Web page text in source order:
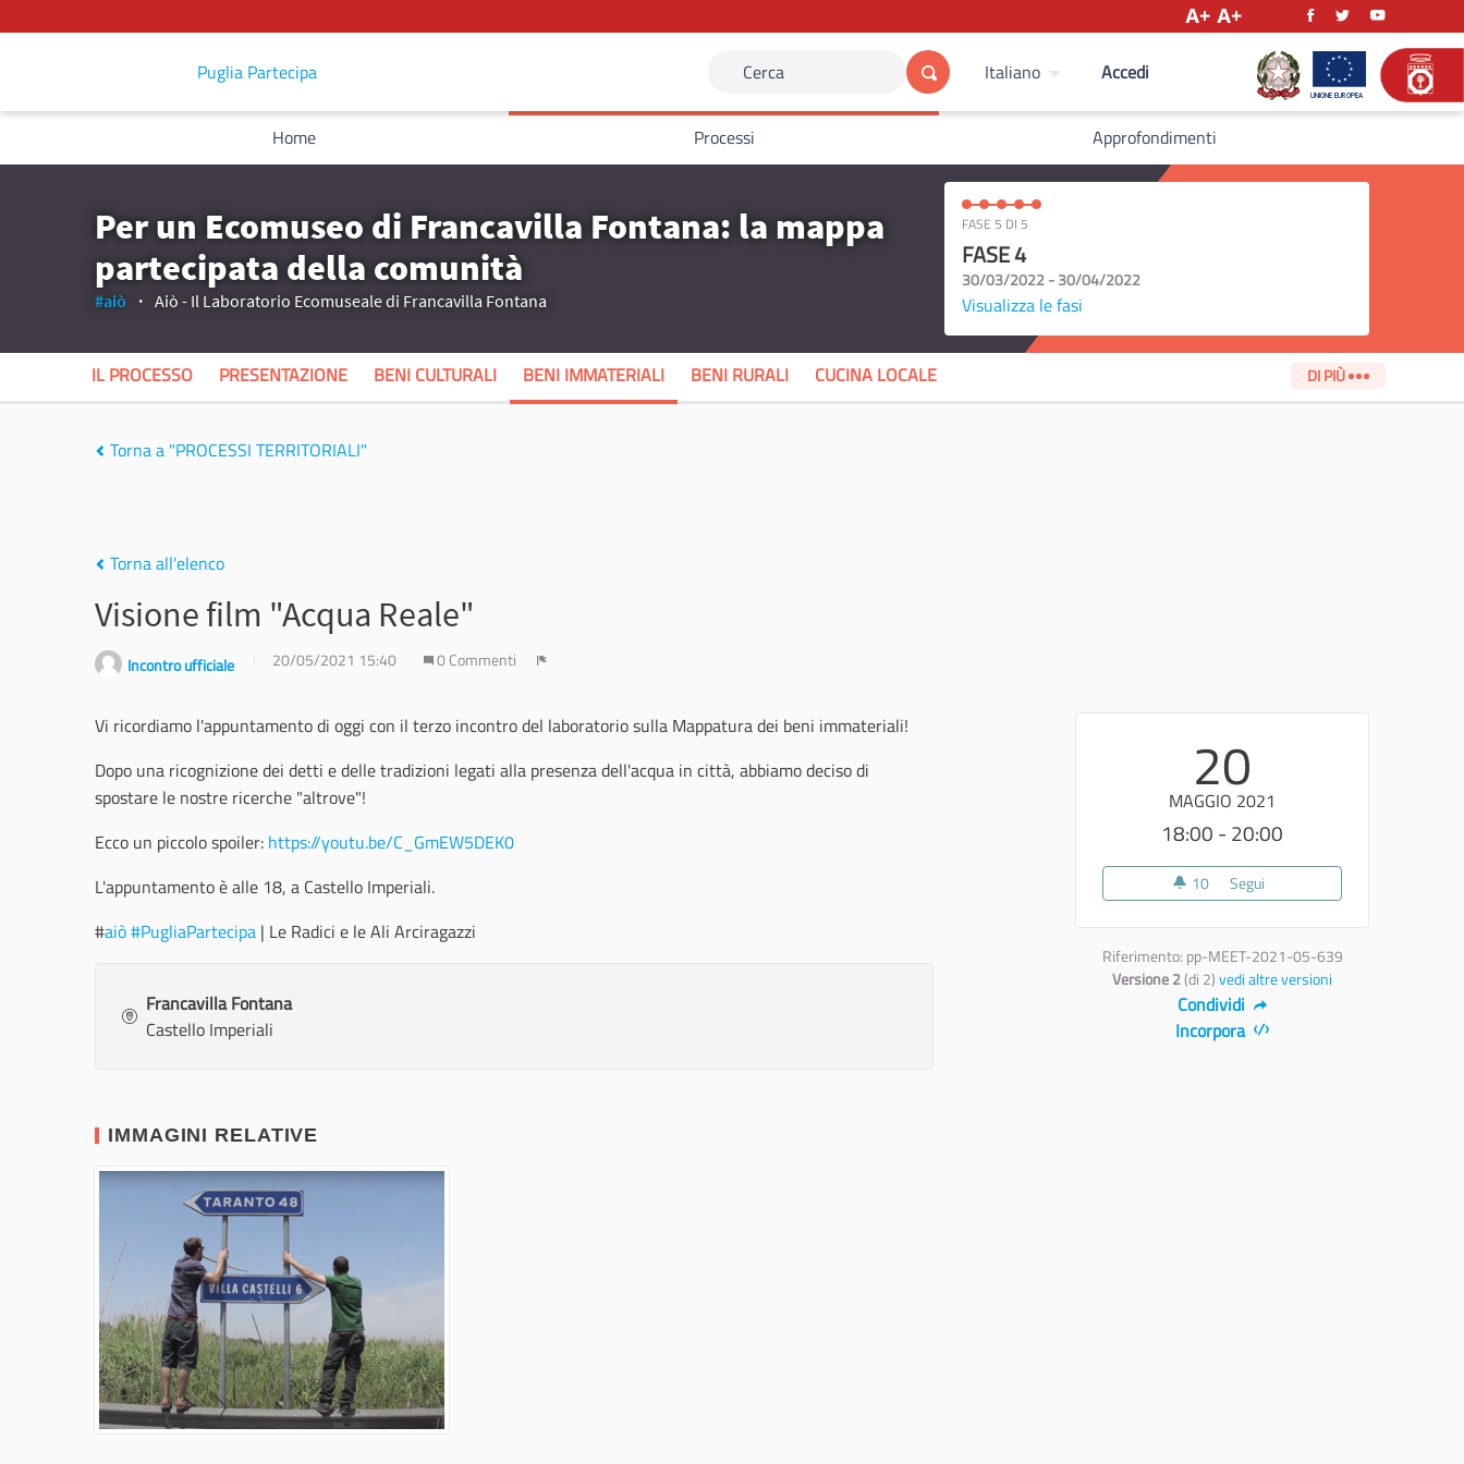
Puglia Partecipa Cerca Italiano Accedi
Home Processi Approfondimenti
Per un Ecomuseo di Francavilla Fontana: la mappa
partecipata della comunità
#aiò Aiò - Il Laboratorio Ecomuseale di Francavilla Fontana
FASE 5 DI 5
FASE 4
30/03/2022 - 30/04/2022
Visualizza le fasi
IL PROCESSO PRESENTAZIONE BENI CULTURALI BENI IMMATERIALI BENI RURALI CUCINA LOCALE DI PIÙ
Torna a "PROCESSI TERRITORIALI"
Torna all'elenco
Visione film "Acqua Reale"
Incontro ufficiale 20/05/2021 15:40 0 Commenti
20
MAGGIO 2021
18:00 - 20:00
10 10 sostenitori
Segui
Riferimento: pp-MEET-2021-05-639
Versione 2(di 2)vedi altre versioni
Condividi
Incorpora
Vi ricordiamo l'appuntamento di oggi con il terzo incontro del laboratorio sulla Mappatura dei beni immateriali!
Dopo una ricognizione dei detti e delle tradizioni legati alla presenza dell'acqua in città, abbiamo deciso di
spostare le nostre ricerche "altrove"!
Ecco un piccolo spoiler: https://youtu.be/C_GmEW5DEK0
L'appuntamento è alle 18, a Castello Imperiali.
#aiò#PugliaPartecipa | Le Radici e le Ali Arciragazzi
Francavilla Fontana
Castello Imperiali
IMMAGINI RELATIVE